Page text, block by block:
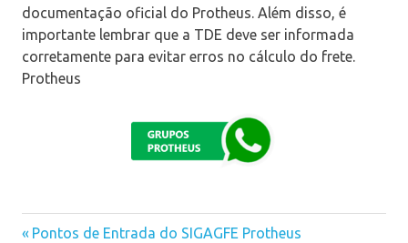
documentação oficial do Protheus. Além disso, é
importante lembrar que a TDE deve ser informada
corretamente para evitar erros no cálculo do frete.
Protheus
Previous
Pontos de Entrada do SIGAGFE Protheus